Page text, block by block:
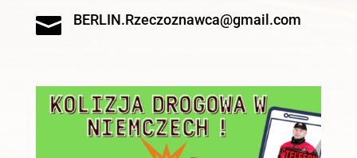
 BERLIN.Rzeczoznawca@gmail.com